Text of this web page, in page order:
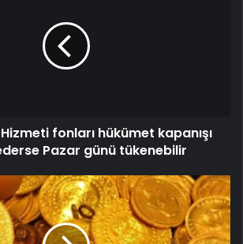
fonları hükümet kapanışı
Pazar günü tükenebilir